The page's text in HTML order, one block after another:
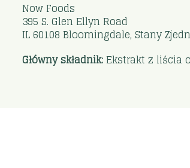
Now Foods
395 S. Glen Ellyn Road
IL 60108 Bloomingdale, Stany
Główny składnik: Ekstrakt z liścia